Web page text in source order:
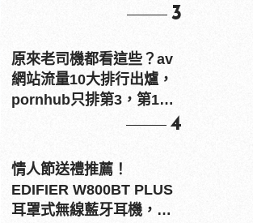
3
原來老司機都看這些？av
網站流量10大排行出爐，
pornhub只排第3，第1名
4
情人節送禮推薦！
EDIFIER W800BT PLUS
耳罩式無線藍牙耳機，在